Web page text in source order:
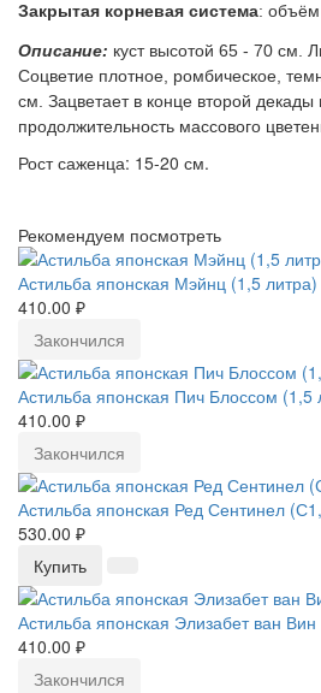
Закрытая корневая система:
Описание: куст высотой 65 - 70 см.
Соцветие плотное, ромбическое,
см. Зацветает в конце второй
продолжительность массового
Рост саженца: 15-20 см.
Рекомендуем посмотреть
Астильба японская Мэйнц (1,5 литра)
410.00 ₽
Закончился
Астильба японская Пич Блоссом (1,5
410.00 ₽
Закончился
Астильба японская Ред Сентинел
530.00 ₽
Купить
Астильба японская Элизабет ван
410.00 ₽
Закончился